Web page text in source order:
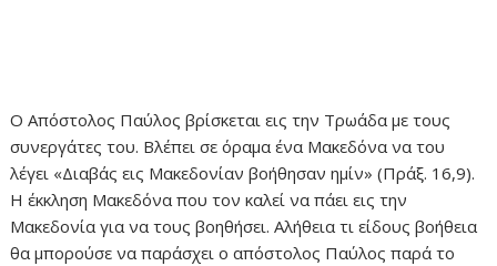
Ο Απόστολος Παύλος βρίσκεται εις την Τρωάδα με τους
συνεργάτες του. Βλέπει σε όραμα ένα Μακεδόνα να του
λέγει «Διαβάς εις Μακεδονίαν βοήθησαν ημίν» (Πράξ. 16,9).
Η έκκληση Μακεδόνα που τον καλεί να πάει εις την
Μακεδονία για να τους βοηθήσει. Αλήθεια τι είδους βοήθεια
θα μπορούσε να παράσχει ο απόστολος Παύλος παρά το